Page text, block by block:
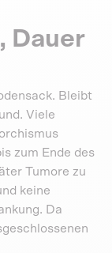
Dauer
Bleibt
Viele
zum Ende des
Tumore zu
keine
Da